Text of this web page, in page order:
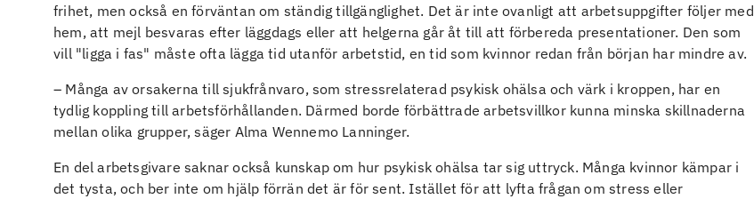
frihet, men också en förväntan om ständig tillgänglighet. Det är inte ovanligt att arbetsuppgifter följer med
hem, att mejl besvaras efter läggdags eller att helgerna går åt till att förbereda presentationer. Den som
vill "ligga i fas" måste ofta lägga tid utanför arbetstid, en tid som kvinnor redan från början har mindre av.
– Många av orsakerna till sjukfrånvaro, som stressrelaterad psykisk ohälsa och värk i kroppen, har en
tydlig koppling till arbetsförhållanden. Därmed borde förbättrade arbetsvillkor kunna minska skillnaderna
mellan olika grupper, säger Alma Wennemo Lanninger.
En del arbetsgivare saknar också kunskap om hur psykisk ohälsa tar sig uttryck. Många kvinnor kämpar i
det tysta, och ber inte om hjälp förrän det är för sent. Istället för att lyfta frågan om stress eller